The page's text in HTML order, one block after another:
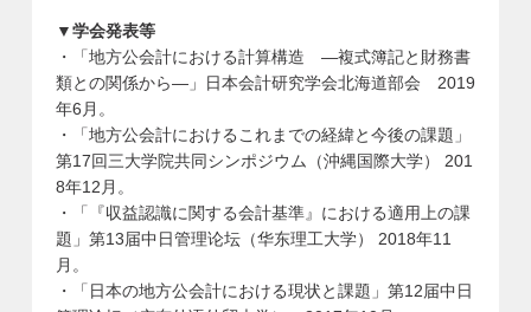
▼学会発表等
・「地方公会計における計算構造 ―複式簿記と財務書
類との関係から―」日本会計研究学会北海道部会 2019
年6月。
・「地方公会計におけるこれまでの経緯と今後の課題」
第17回三大学院共同シンポジウム（沖縄国際大学） 201
8年12月。
・「『収益認識に関する会計基準』における適用上の課
題」第13届中日管理论坛（华东理工大学） 2018年11
月。
・「日本の地方公会計における現状と課題」第12届中日